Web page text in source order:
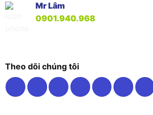
Mr Lâm
0901.940.968
Theo dõi chúng tôi